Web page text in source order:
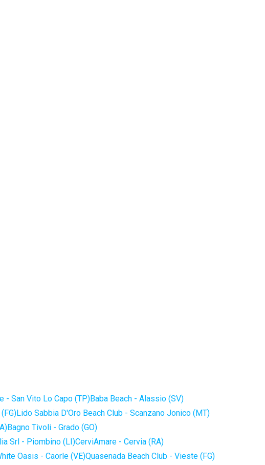
- San Vito Lo Capo (TP)Baba Beach - Alassio (SV)
Lido Sabbia D'Oro Beach Club - Scanzano Jonico (MT)
Bagno Tivoli - Grado (GO)
Srl - Piombino (LI)CerviAmare - Cervia (RA)
Oasis - Caorle (VE)Quasenada Beach Club - Vieste (FG)